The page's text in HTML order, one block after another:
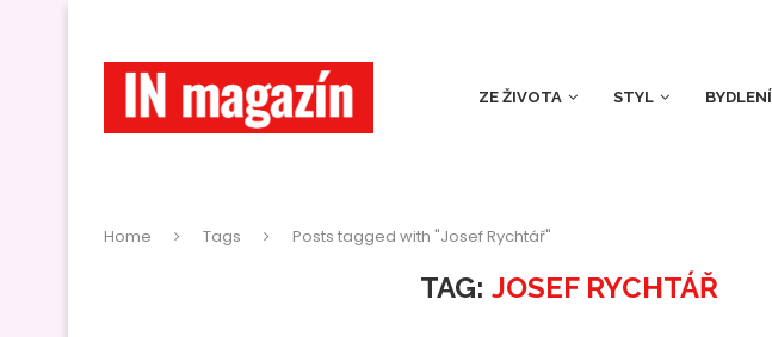
ZE ŽIVOTA STYL BYDLENÍ
Home Tags Posts tagged with "Josef Rychtář"
TAG: JOSEF RYCHTÁŘ